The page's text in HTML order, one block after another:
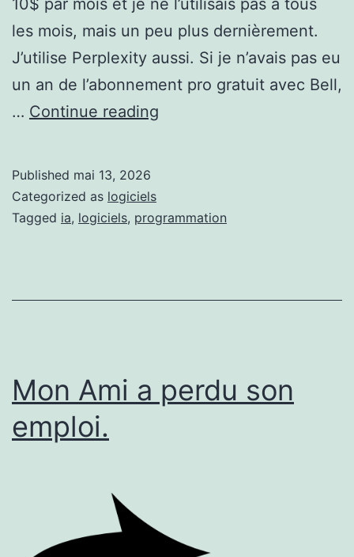
les mois, mais un peu plus dernièrement.
J’utilise Perplexity aussi. Si je n’avais pas eu
un an de l’abonnement pro gratuit avec Bell,
… Continue reading
Published mai 13, 2026
Categorized as logiciels
Tagged ia, logiciels, programmation
Mon Ami a perdu son
emploi.